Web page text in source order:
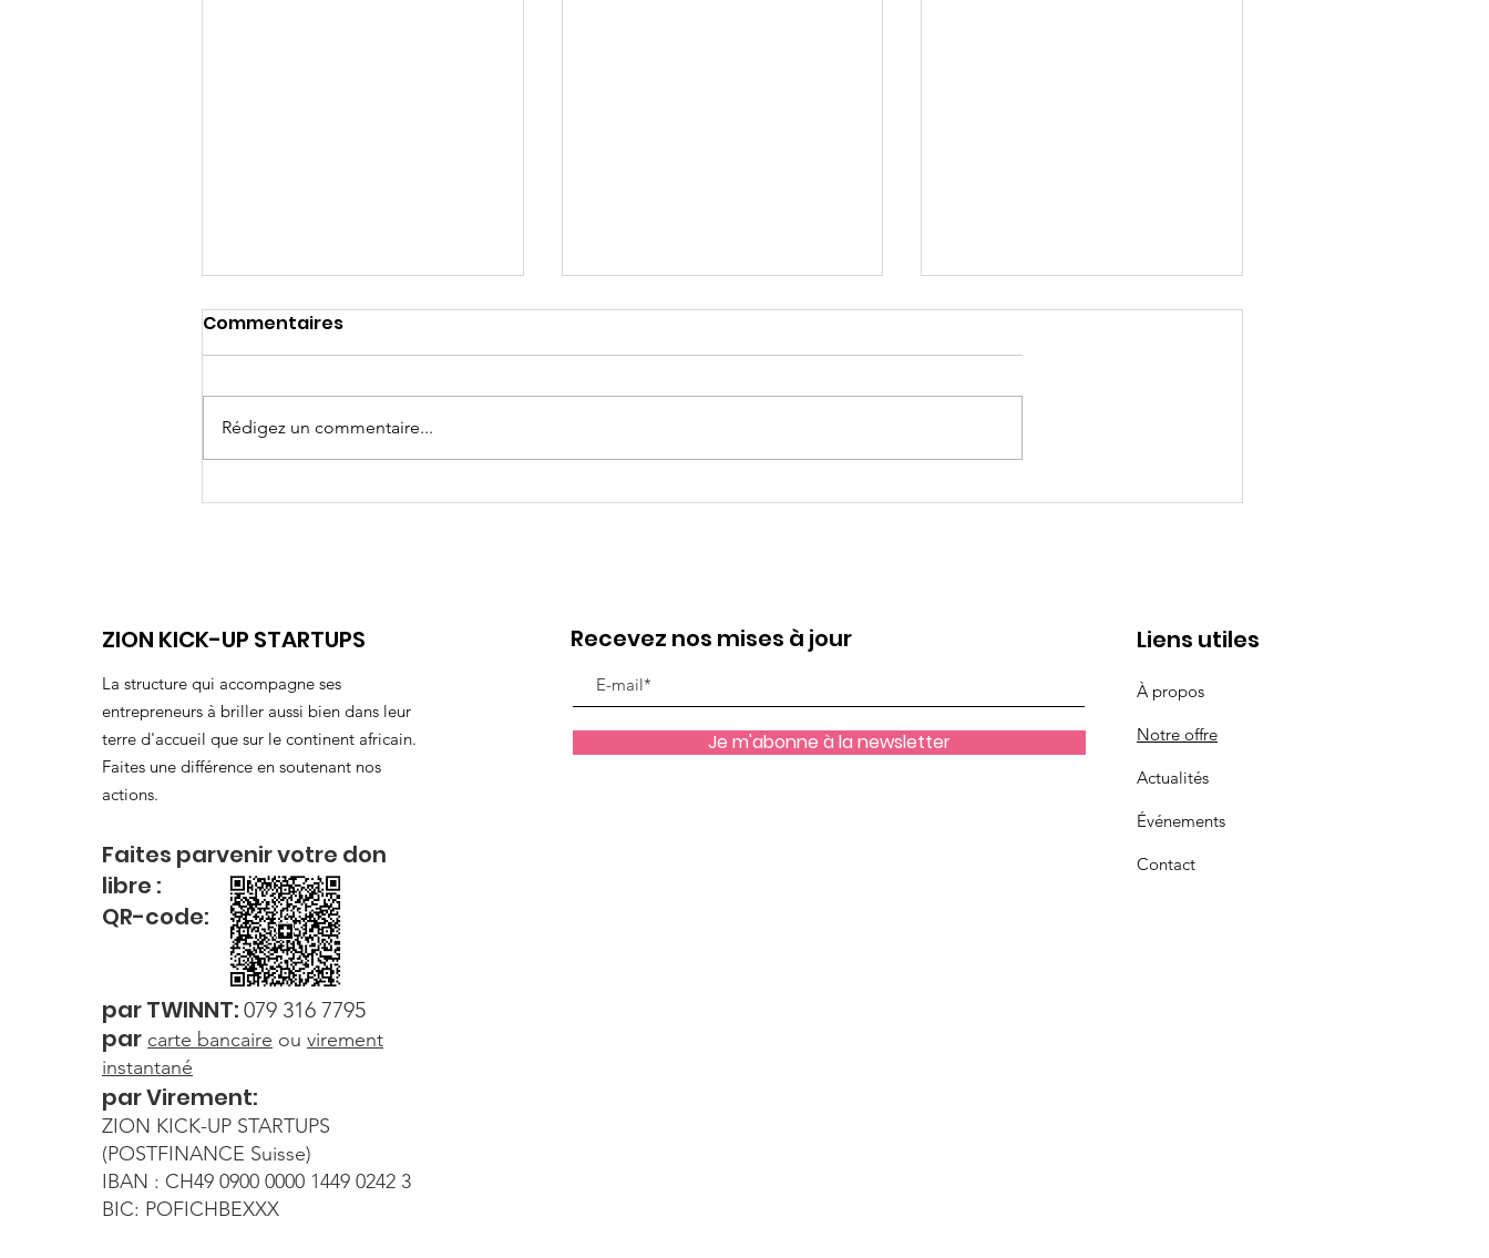
Longues études ou
"Je ne veux pas aller à
Le magazine qui parle de
Commentaires
Rédigez un commentaire...
ZION KICK-UP STARTUPS
La structure qui accompagne ses
entrepreneurs à briller aussi bien dans leur
terre d'accueil que sur le continent africain.
Faites une différence en soutenant nos
actions.
Faites parvenir votre don
libre :
QR-code:
parTWINNT: 079 316 7795
par carte bancaire ou virement
instantané
par Virement:
ZION KICK-UP STARTUPS
(POSTFINANCE Suisse)
IBAN : CH49 0900 0000 1449 0242 3
BIC: POFICHBEXXX
Liens utiles
À propos
Notre offre
Actualités
Événements
Contact
Recevez nos mises à jour
Je m'abonne à la newsletter